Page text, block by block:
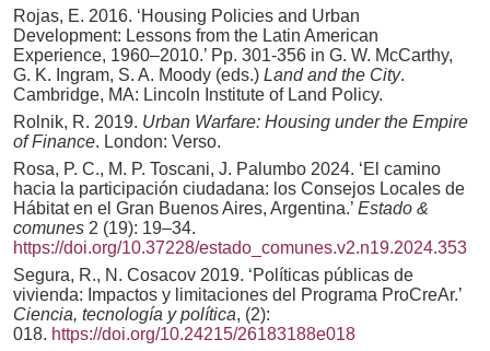
Rojas, E. 2016. ‘Housing Policies and Urban
Development: Lessons from the Latin American
Experience, 1960–2010.’ Pp. 301-356 in G. W. McCarthy,
G. K. Ingram, S. A. Moody (eds.) Land and the City.
Cambridge, MA: Lincoln Institute of Land Policy.
Rolnik, R. 2019. Urban Warfare: Housing under the Empire
of Finance. London: Verso.
Rosa, P. C., M. P. Toscani, J. Palumbo 2024. ‘El camino
hacia la participación ciudadana: los Consejos Locales de
Hábitat en el Gran Buenos Aires, Argentina.’ Estado &
comunes 2 (19): 19–34.
https://doi.org/10.37228/estado_comunes.v2.n19.2024.353
Segura, R., N. Cosacov 2019. ‘Políticas públicas de
vivienda: Impactos y limitaciones del Programa ProCreAr.’
Ciencia, tecnología y política, (2):
018. https://doi.org/10.24215/26183188e018